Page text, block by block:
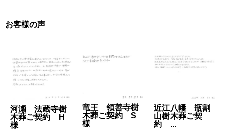
お客様の声
河瀬 法蔵寺樹
木葬ご契約 H
様
竜王 領善寺樹
木葬ご契約 S
様
近江八幡 瓶割
山樹木葬ご契
約 ...